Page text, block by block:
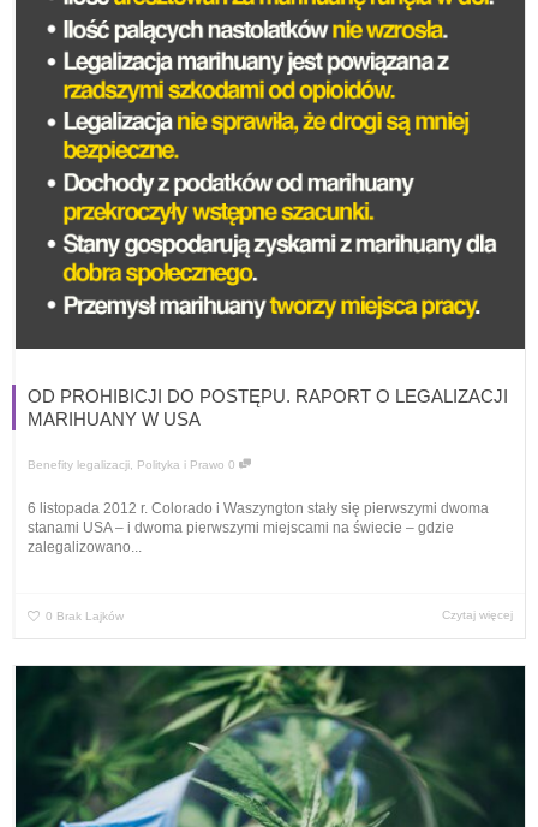
OD PROHIBICJI DO POSTĘPU. RAPORT O LEGALIZACJI
MARIHUANY W USA
Benefity legalizacji Polityka i Prawo 0
6 listopada 2012 r. Colorado i Waszyngton stały się pierwszymi dwoma
stanami USA – i dwoma pierwszymi miejscami na świecie – gdzie
zalegalizowano...
0 Brak Lajków Czytaj więcej